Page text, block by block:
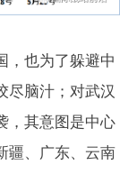
，也为了躲避中
尽脑汁；对武汉
，其意图是中心
疆、广东、云南